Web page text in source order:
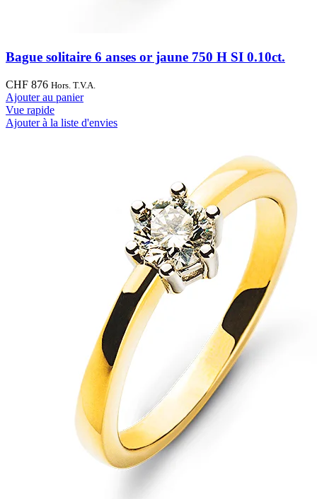
Bague solitaire 6 anses or jaune 750 H SI 0.10ct.
CHF 876 Hors. T.V.A.
Ajouter au panier
Vue rapide
Ajouter à la liste d'envies